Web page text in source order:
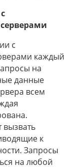
с
каждый
на
данные
всем
вызвать
к
Запросы
на любой